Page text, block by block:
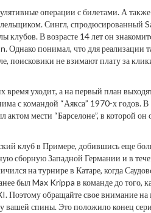
операции с билетами. А также
Сингл, спродюсированный
клубов. В возрасте 14 лет он
Однако понимал, что для реализации
поисковики не взимают плату за
уходит, а на первый план
с командой “Аякса” 1970-х годов.
мести “Барселоне”, в которой он
клуб в Примере, добившись еще
сборную Западной Германии и в
на турнире в Катаре, когда
был Max Krippa в команде до того,
обращайте свое внимание на
вашей спины. Это положило конец